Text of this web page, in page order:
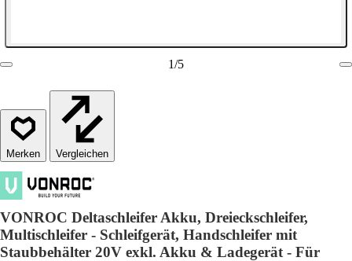
1/5
Vergleichen
VONROC Deltaschleifer Akku, Dreieckschleifer,
Multischleifer - Schleifgerät, Handschleifer mit
Staubbehälter 20V exkl. Akku & Ladegerät - Für